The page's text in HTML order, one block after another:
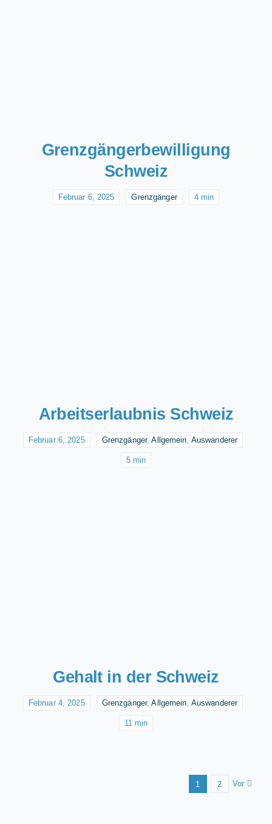
Grenzgängerbewilligung
Schweiz
Februar 6, 2025 Grenzgänger 4 min
Arbeitserlaubnis Schweiz
Februar 6, 2025 Grenzgänger,Allgemein Auswanderer
5 min
Gehalt in der Schweiz
Februar 4, 2025 Grenzgänger,Allgemein, Auswanderer
11 min
1 2 Vor